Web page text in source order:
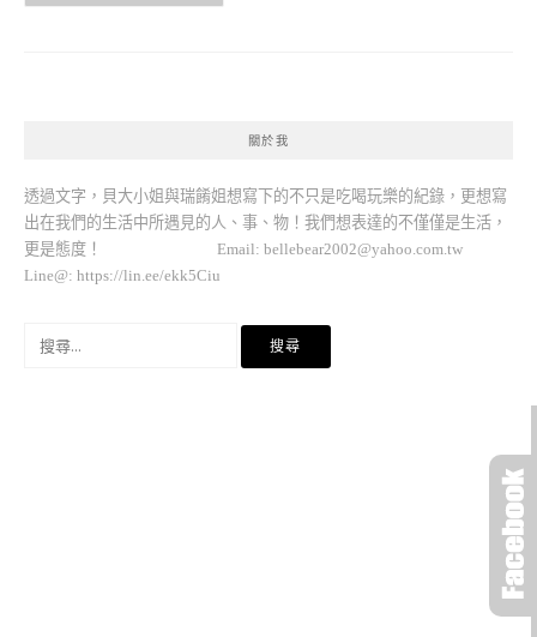
關於我
透過文字，貝大小姐與瑞餚姐想寫下的不只是吃喝玩樂的紀錄，更想寫
出在我們的生活中所遇見的人、事、物！我們想表達的不僅僅是生活，
更是態度！ Email: bellebear2002@yahoo.com.tw
Line@: https://lin.ee/ekk5Ciu